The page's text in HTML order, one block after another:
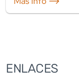
ENLACES